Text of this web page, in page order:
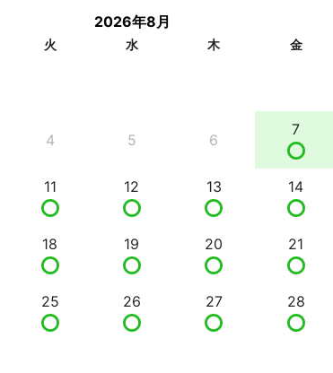
2026年8月
火 水 木 金
4 5 6
7
11 12 13 14
18 19 20 21
25 26 27 28